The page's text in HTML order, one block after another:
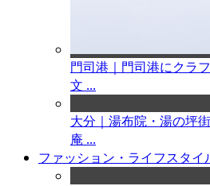
門司港｜門司港にクラ
文 ...
大分｜湯布院・湯の坪
庵 ...
ファッション・ライフスタイ